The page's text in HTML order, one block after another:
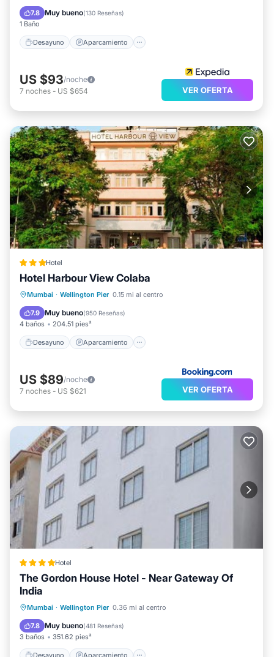
7.8 Muy bueno(130 Reseñas)
1 Baño
Desayuno Aparcamiento
Aire acondicionado
US $93/noche
7 noches - US $654 VER OFERTA
Hotel
Hotel Harbour View Colaba
Mumbai · Wellington Pier 0.15 mi al centro
7.9 Muy bueno(950 Reseñas)
4 baños 204.51 pies²
Desayuno Aparcamiento
Desayuno
Aparcamiento
Balcón/Terraza
US $89/noche
7 noches - US $621 VER OFERTA
Hotel
The Gordon House Hotel - Near Gateway Of
India
Mumbai · Wellington Pier 0.36 mi al centro
7.8 Muy bueno(481 Reseñas)
3 baños 351.62 pies²
Desayuno Aparcamiento
Desayuno
Aparcamiento
Aire acondicionado